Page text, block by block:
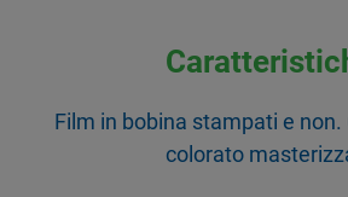
Film in bobina stampati e non.
colorato